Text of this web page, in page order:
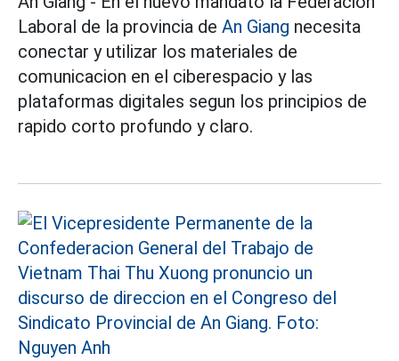
Laboral de la provincia de An Giang necesita
conectar y utilizar los materiales de
comunicacion en el ciberespacio y las
plataformas digitales segun los principios de
rapido corto profundo y claro.